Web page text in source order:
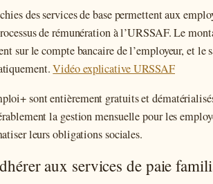
des services de base permettent aux
de rémunération à l’URSSAF. Le
sur le compte bancaire de l’employeur, et le
Vidéo explicative URSSAF
sont entièrement gratuits et
la gestion mensuelle pour les
leurs obligations sociales.
aux services de paie